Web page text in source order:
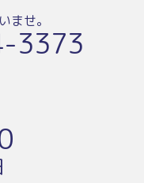
ませ。
3373